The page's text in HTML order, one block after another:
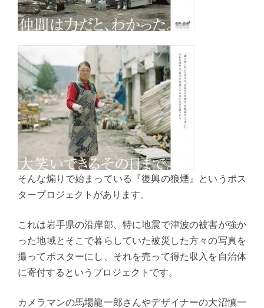
そんな煽りで始まっている『復興の狼煙』というポス
タープロジェクトがあります。
これは岩手県の沿岸部、特に地震で津波の被害が強か
った地域とそこで暮らしていた被災した方々の写真を
撮ってポスターにし、それを売って得た収入を自治体
に寄付するというプロジェクトです。
カメラマンの馬場龍一郎さんやデザイナーの大沼慎一